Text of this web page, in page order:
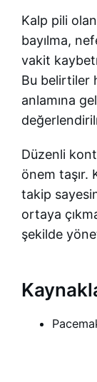
Kalp pili
bayılma,
vakit
Bu belirtiler
anlamına
Düzenli
önem taşır.
takip
ortaya
şekilde